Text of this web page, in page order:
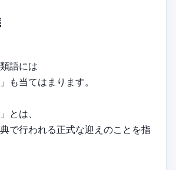
語には
も当てはまります。
とは、
で行われる正式な迎えのことを指